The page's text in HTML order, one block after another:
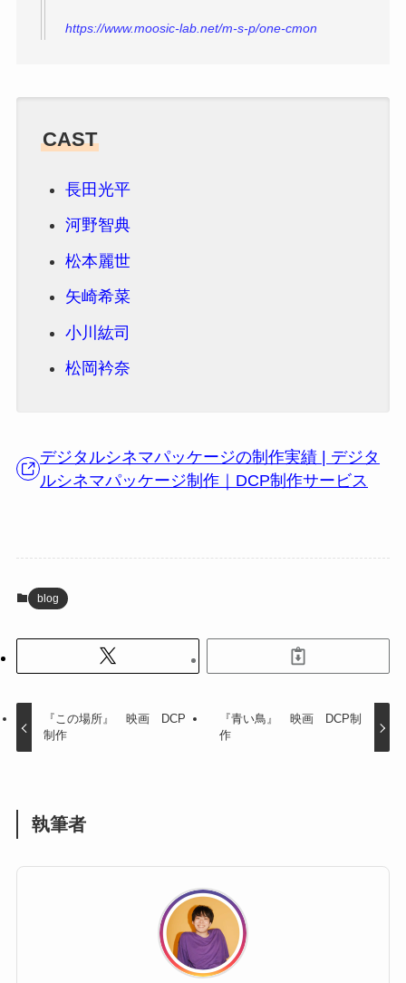
https://www.moosic-lab.net/m-s-p/one-cmon
CAST
長田光平
河野智典
松本麗世
矢崎希菜
小川紘司
松岡衿奈
デジタルシネマパッケージの制作実績 | デジタ
ルシネマパッケージ制作｜DCP制作サービス
blog
『この場所』 映画 DCP
制作
『青い鳥』 映画 DCP制
作
執筆者